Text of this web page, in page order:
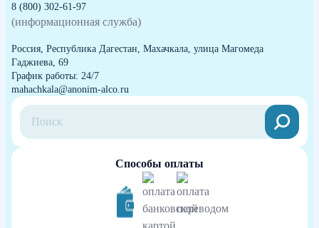
8 (800) 302-61-97
(информационная служба)
Россия, Республика Дагестан, Махачкала, улица Магомеда
Гаджиева, 69
График работы: 24/7
mahachkala@anonim-alco.ru
Способы оплаты